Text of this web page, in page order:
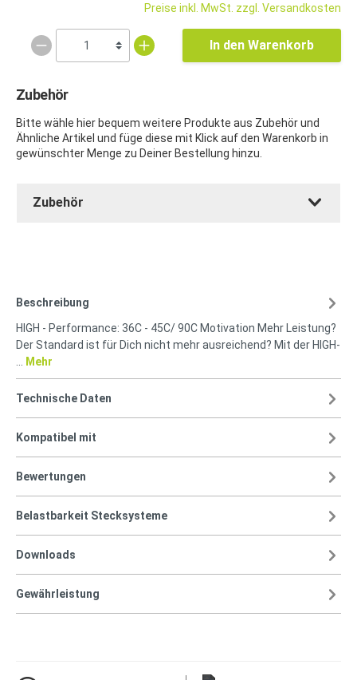
Preise inkl. MwSt. zzgl. Versandkosten
In den Warenkorb
Zubehör
Bitte wähle hier bequem weitere Produkte aus Zubehör und
Ähnliche Artikel und füge diese mit Klick auf den Warenkorb in
gewünschter Menge zu Deiner Bestellung hinzu.
Zubehör
Beschreibung
HIGH - Performance: 36C - 45C/ 90C Motivation Mehr Leistung?
Der Standard ist für Dich nicht mehr ausreichend? Mit der HIGH-
Mehr
Technische Daten
Kompatibel mit
Bewertungen
Belastbarkeit Stecksysteme
Downloads
Gewährleistung